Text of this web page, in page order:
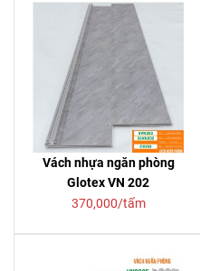
Vách nhựa ngăn phòng
Glotex VN 202
370,000/tấm